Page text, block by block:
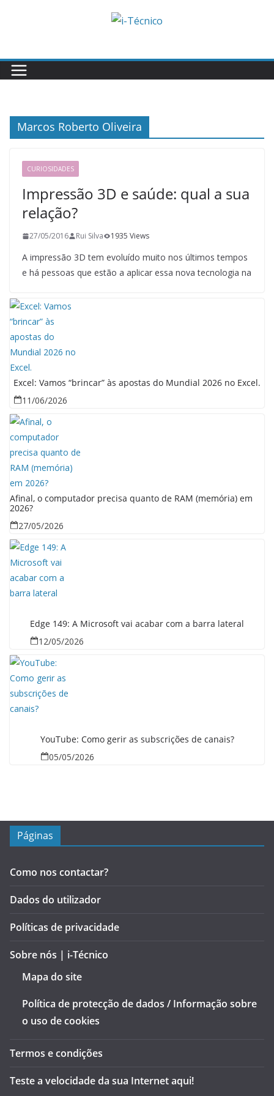
Marcos Roberto Oliveira
CURIOSIDADES
Impressão 3D e saúde: qual a sua
relação?
27/05/2016 Rui Silva 1935 Views
A impressão 3D tem evoluído muito nos últimos tempos
e há pessoas que estão a aplicar essa nova tecnologia na
Excel: Vamos “brincar” às apostas do Mundial 2026 no Excel.
11/06/2026
Afinal, o computador precisa quanto de RAM (memória) em
2026?
27/05/2026
Edge 149: A Microsoft vai acabar com a barra lateral
12/05/2026
YouTube: Como gerir as subscrições de canais?
05/05/2026
Páginas
Como nos contactar?
Dados do utilizador
Políticas de privacidade
Sobre nós | i-Técnico
Mapa do site
Política de protecção de dados / Informação sobre
o uso de cookies
Termos e condições
Teste a velocidade da sua Internet aqui!